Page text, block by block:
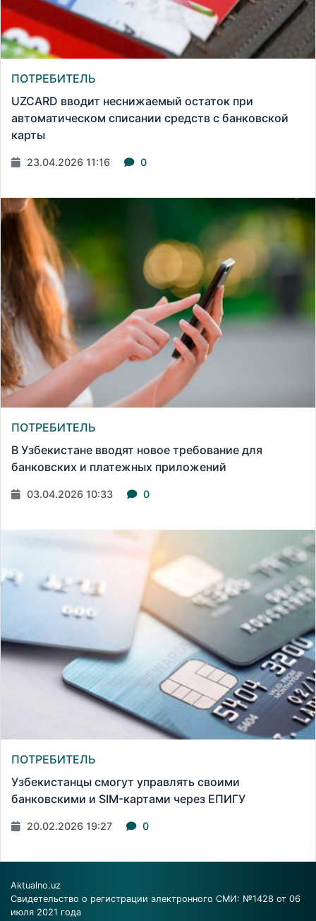
ПОТРЕБИТЕЛЬ
UZCARD вводит неснижаемый остаток при
автоматическом списании средств с банковской
карты
23.04.2026 11:16 0
ПОТРЕБИТЕЛЬ
В Узбекистане вводят новое требование для
банковских и платежных приложений
03.04.2026 10:33 0
ПОТРЕБИТЕЛЬ
Узбекистанцы смогут управлять своими
банковскими и SIM-картами через ЕПИГУ
20.02.2026 19:27 0
Aktualno.uz
Свидетельство о регистрации электронного СМИ: №1428 от 06
июля 2021 года